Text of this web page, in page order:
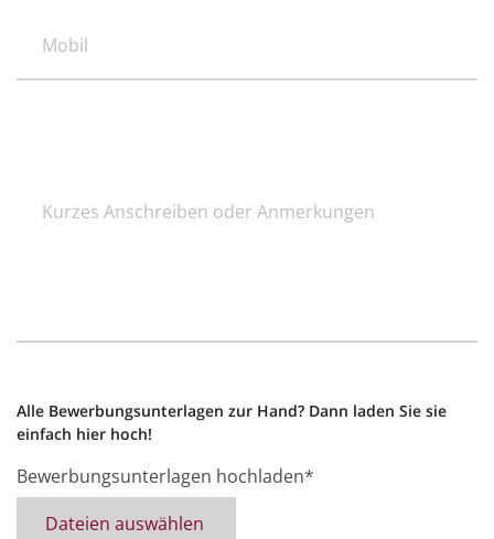
Alle Bewerbungsunterlagen zur Hand? Dann laden Sie sie
einfach hier hoch!
Bewerbungsunterlagen hochladen*
Dateien auswählen